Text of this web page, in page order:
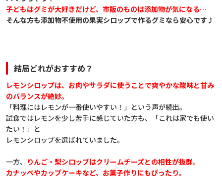
子どもはグミが大好きだけど、市販のものは添加物が気になる…
そんな方も添加物不使用の果実シロップで作るグミなら安心です♪
結局どれがおすすめ？
レモンシロップは、お肉やサラダに使うことで爽やかな酸味と甘み
のバランスが絶妙。
「料理にはレモンが一番使いやすい！」という声が続出。
試食ではレモンを少し苦手に感じていた方も、「これは家でも使い
たい！」と
レモンシロップを選ばれていました。
一方、 りんご・梨シロップはクリームチーズとの相性が抜群。
カナッペやカップケーキなど、お菓子作りにもぴったり。